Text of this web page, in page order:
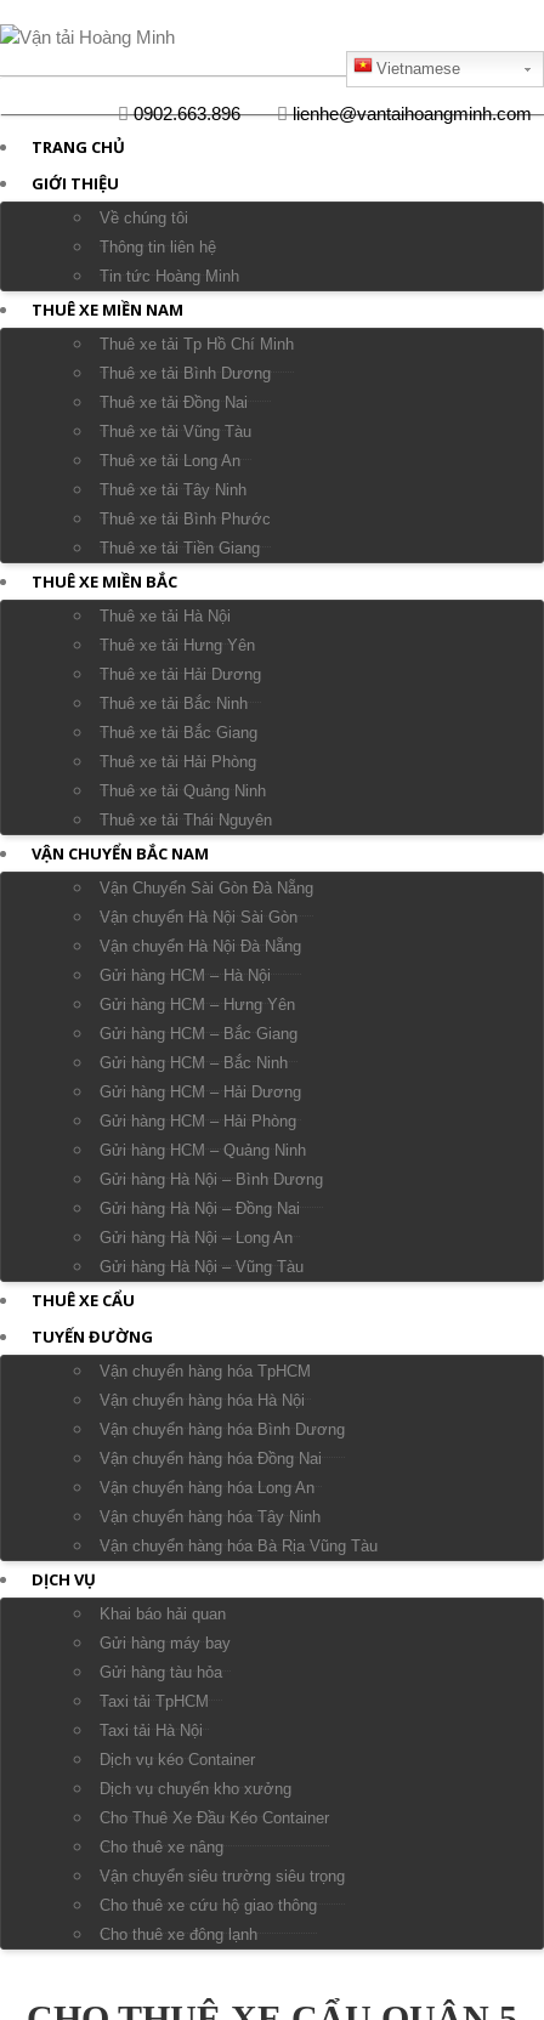
Vietnamese
0902.663.896 lienhe@vantaihoangminh.com
TRANG CHỦ
GIỚI THIỆU
Về chúng tôi
Thông tin liên hệ
Tin tức Hoàng Minh
THUÊ XE MIỀN NAM
Thuê xe tải Tp Hồ Chí Minh
Thuê xe tải Bình Dương
Thuê xe tải Đồng Nai
Thuê xe tải Vũng Tàu
Thuê xe tải Long An
Thuê xe tải Tây Ninh
Thuê xe tải Bình Phước
Thuê xe tải Tiền Giang
THUÊ XE MIỀN BẮC
Thuê xe tải Hà Nội
Thuê xe tải Hưng Yên
Thuê xe tải Hải Dương
Thuê xe tải Bắc Ninh
Thuê xe tải Bắc Giang
Thuê xe tải Hải Phòng
Thuê xe tải Quảng Ninh
Thuê xe tải Thái Nguyên
VẬN CHUYỂN BẮC NAM
Vận Chuyển Sài Gòn Đà Nẵng
Vận chuyển Hà Nội Sài Gòn
Vận chuyển Hà Nội Đà Nẵng
Gửi hàng HCM – Hà Nội
Gửi hàng HCM – Hưng Yên
Gửi hàng HCM – Bắc Giang
Gửi hàng HCM – Bắc Ninh
Gửi hàng HCM – Hải Dương
Gửi hàng HCM – Hải Phòng
Gửi hàng HCM – Quảng Ninh
Gửi hàng Hà Nội – Bình Dương
Gửi hàng Hà Nội – Đồng Nai
Gửi hàng Hà Nội – Long An
Gửi hàng Hà Nội – Vũng Tàu
THUÊ XE CẨU
TUYẾN ĐƯỜNG
Vận chuyển hàng hóa TpHCM
Vận chuyển hàng hóa Hà Nội
Vận chuyển hàng hóa Bình Dương
Vận chuyển hàng hóa Đồng Nai
Vận chuyển hàng hóa Long An
Vận chuyển hàng hóa Tây Ninh
Vận chuyển hàng hóa Bà Rịa Vũng Tàu
DỊCH VỤ
Khai báo hải quan
Gửi hàng máy bay
Gửi hàng tàu hỏa
Taxi tải TpHCM
Taxi tải Hà Nội
Dịch vụ kéo Container
Dịch vụ chuyển kho xưởng
Cho Thuê Xe Đầu Kéo Container
Cho thuê xe nâng
Vận chuyển siêu trường siêu trọng
Cho thuê xe cứu hộ giao thông
Cho thuê xe đông lạnh